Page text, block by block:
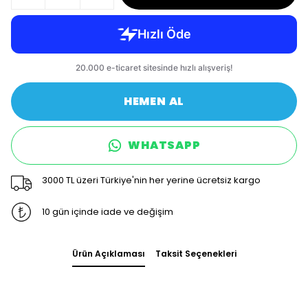
HEMEN AL
WHATSAPP
3000 TL üzeri Türkiye'nin her yerine ücretsiz kargo
10 gün içinde iade ve değişim
Ürün Açıklaması Taksit Seçenekleri